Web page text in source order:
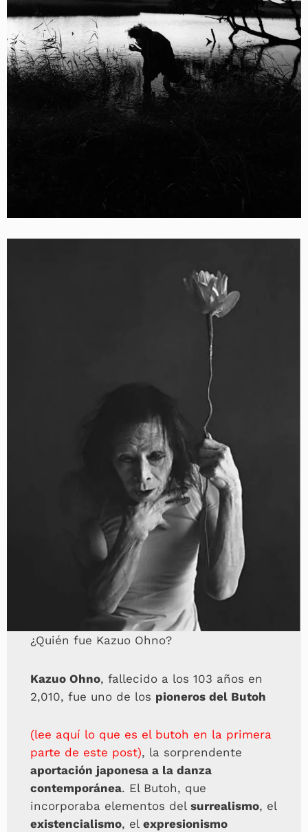
¿Quién fue Kazuo Ohno?
Kazuo Ohno, fallecido a los 103 años en
2,010, fue uno de los pioneros del Butoh
(lee aquí lo que es el butoh en la primera
parte de este post), la sorprendente
aportación japonesa a la danza
contemporánea. El Butoh, que
incorporaba elementos delsurrealismo, el
existencialismo, elexpresionismo